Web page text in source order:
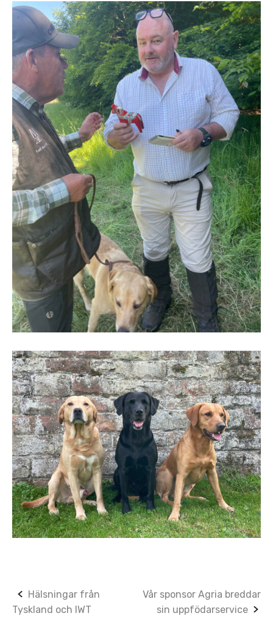
Post
navigation
Hälsningar från
Tyskland och IWT
Vår sponsor Agria breddar
sin uppfödarservice